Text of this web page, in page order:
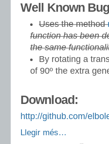
Well Known
Uses the method
function has been
the same
By rotating a
of 90º the extra
Download:
http://github.com/
Llegir més…